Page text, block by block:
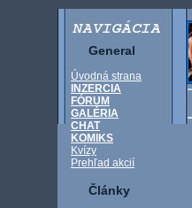
General
Úvodná strana
INZERCIA
FÓRUM
GALÉRIA
CHAT
KOMIKS
Kvízy
Prehľad akcií
Články